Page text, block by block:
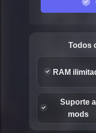
Todos
RAM
Suporte a
mods